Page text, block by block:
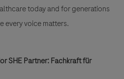
today and for generations
every voice matters.
SHE Partner: Fachkraft für